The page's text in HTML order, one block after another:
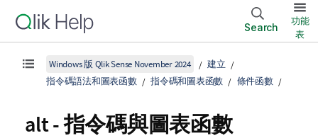
Search
功能
表
Windows 版 Qlik Sense November 2024
建立
指令碼語法和圖表函數
指令碼和圖表函數 條件函數
alt - 指令碼與圖表函數